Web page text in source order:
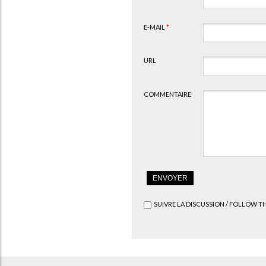
E-MAIL *
URL
COMMENTAIRE
SUIVRE LA DISCUSSION / FOLLOW